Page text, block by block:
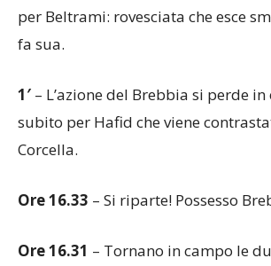
per Beltrami: rovesciata che esce
fa sua.
1′ – L’azione del Brebbia si perde
subito per Hafid che viene
Corcella.
Ore 16.33 – Si riparte! Possesso
Ore 16.31 – Tornano in campo le